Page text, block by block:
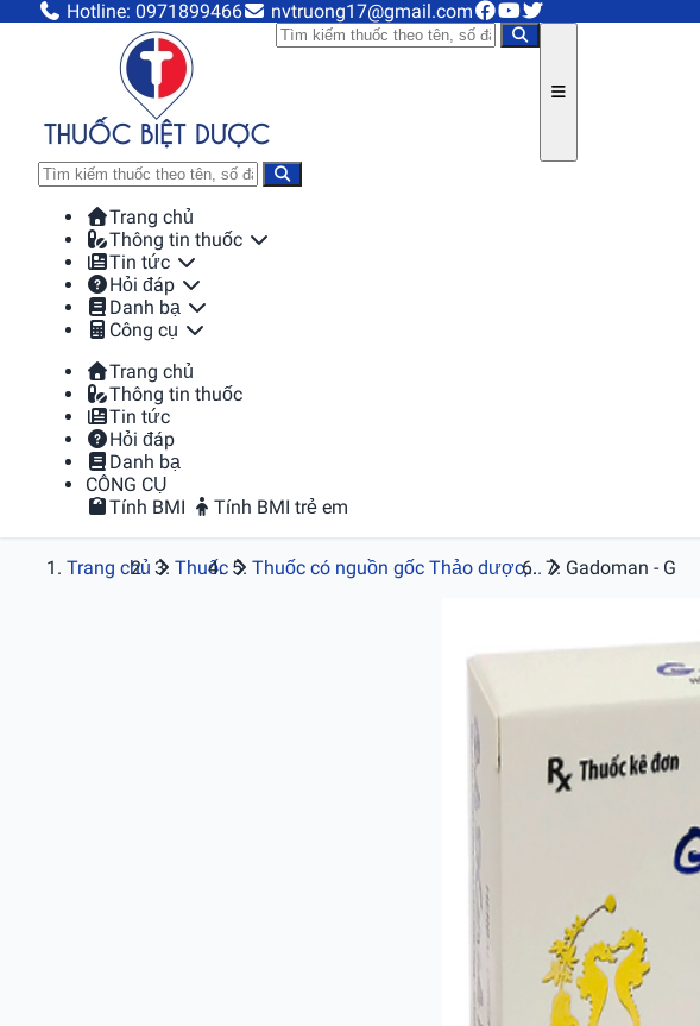
Hotline: 0971899466 nvtruong17@gmail.com
Trang chủ
Thông tin thuốc
Tin tức
Hỏi đáp
Danh bạ
Công cụ
Trang chủ
Thông tin thuốc
Tin tức
Hỏi đáp
Danh bạ
CÔNG CỤ
Tính BMI
Tính BMI trẻ em
Trang chủ Thuốc Thuốc có nguồn gốc Thảo dược,... Gadoman - G